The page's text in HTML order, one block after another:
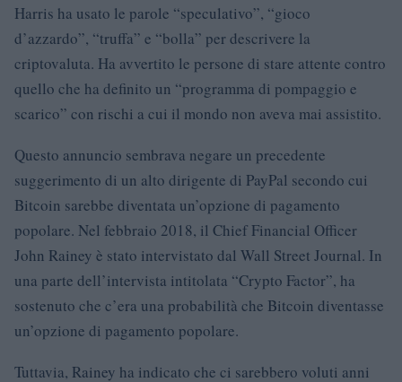
Harris ha usato le parole “speculativo”, “gioco
d’azzardo”, “truffa” e “bolla” per descrivere la
criptovaluta. Ha avvertito le persone di stare attente contro
quello che ha definito un “programma di pompaggio e
scarico” con rischi a cui il mondo non aveva mai assistito.
Questo annuncio sembrava negare un precedente
suggerimento di un alto dirigente di PayPal secondo cui
Bitcoin sarebbe diventata un’opzione di pagamento
popolare. Nel febbraio 2018, il Chief Financial Officer
John Rainey è stato intervistato dal Wall Street Journal. In
una parte dell’intervista intitolata “Crypto Factor”, ha
sostenuto che c’era una probabilità che Bitcoin diventasse
un’opzione di pagamento popolare.
Tuttavia, Rainey ha indicato che ci sarebbero voluti anni